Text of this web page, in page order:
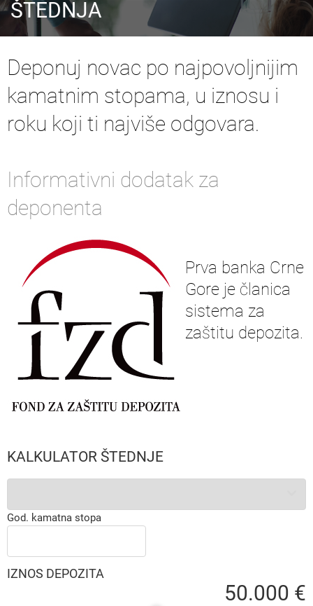
ŠTEDNJA
Deponuj novac po najpovoljnijim
kamatnim stopama, u iznosu i
roku koji ti najviše odgovara.
Informativni dodatak za
deponenta
Prva banka Crne
Gore je članica
sistema za
zaštitu depozita.
KALKULATOR ŠTEDNJE
God. kamatna stopa
IZNOS DEPOZITA
50.000 €